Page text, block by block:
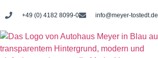
+49 (0) 4182 8099-0 info@meyer-tostedt.de